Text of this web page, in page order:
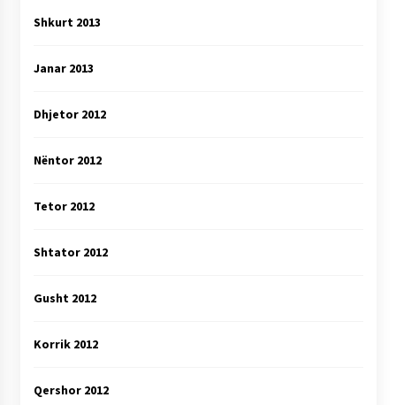
Shkurt 2013
Janar 2013
Dhjetor 2012
Nëntor 2012
Tetor 2012
Shtator 2012
Gusht 2012
Korrik 2012
Qershor 2012